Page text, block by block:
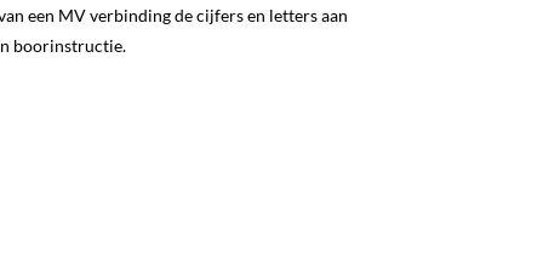
een MV verbinding de cijfers en letters aan
boorinstructie.